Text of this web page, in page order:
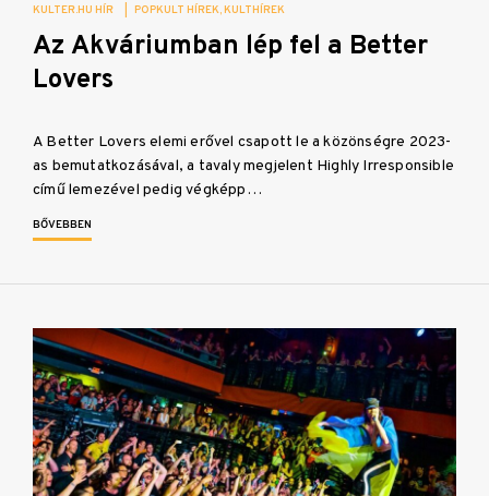
KULTER.HU HÍR POPKULT HÍREK KULTHÍREK
Az Akváriumban lép fel a Better
Lovers
A Better Lovers elemi erővel csapott le a közönségre 2023-
as bemutatkozásával, a tavaly megjelent Highly Irresponsible
című lemezével pedig végképp…
BŐVEBBEN